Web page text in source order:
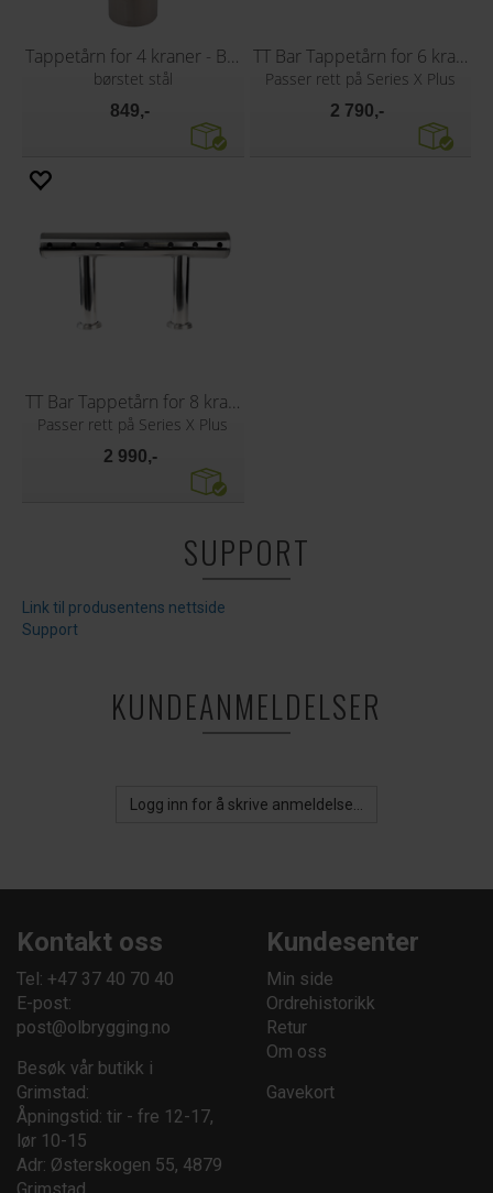
Tappetårn for 4 kraner - Blank
børstet stål
849,-
TT Bar Tappetårn for 6 kraner
Passer rett på Series X Plus
2 790,-
TT Bar Tappetårn for 8 kraner
Passer rett på Series X Plus
2 990,-
SUPPORT
Link til produsentens nettside
Support
KUNDEANMELDELSER
Logg inn for å skrive anmeldelse...
Kontakt oss
Tel: +47 37 40 70 40
E-post:
post@olbrygging.no
Besøk vår butikk i
Grimstad:
Åpningstid: tir - fre 12-17,
lør 10-15
Adr: Østerskogen 55, 4879
Kundesenter
Min side
Ordrehistorikk
Retur
Om oss
Gavekort